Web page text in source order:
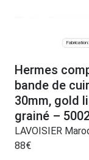
Hermes
bande de
30mm, gold
grainé –
LAVOISIER
88€